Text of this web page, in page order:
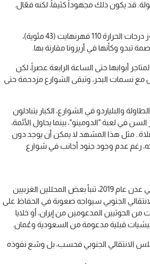
قد يكون ذلك مجهوداً كثيفاً، لكنه فعّال.
الصيف في عدن حار جدا؛ حيث تتجاوز درجات الحرارة 110 فهرنهايت (43 مئوية)،
وكأنها في أريزونا مقارنة بها.
أبوابها حتى الساعة الرابعة عصراً، لكن
نسمات البحر، وتبقى الشوارع مزدحمة حتى
والبلياردو في الشوارع، الكبار يتبادلون
في لعبة "الدومينو"، بينما يحاول الأئمة،
مثل هذا المشهد لا يمكن أن يوجد دون
رغم عدم وجود جنود أجانب في شوارع
منذ أن خفّضت الإمارات وجودها في عدن عام 2019، تنبأ بعض المحللين الغربيين
الجنوبي سيواجه صعوبة في الحفاظ على
الحوثيين المدعومين من إيران، أو خلايا
قبلية مدعومة من السعودية وعُمان.
الانتقالي الجنوبي فحسب، بل وسّع نفوذه